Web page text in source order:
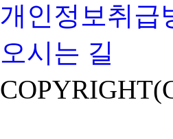
개인정보취급
오시는 길